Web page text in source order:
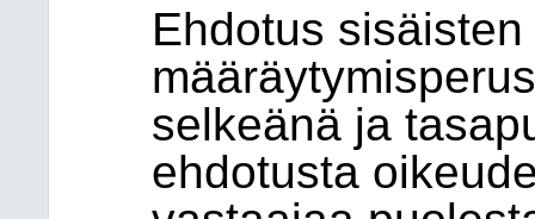
Ehdotus
selkeänä ja
ehdotusta